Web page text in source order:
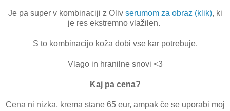
Je pa super v kombinaciji z Oliv serumom za obraz (klik), ki
je res ekstremno vlažilen.
S to kombinacijo koža dobi vse kar potrebuje.
Vlago in hranilne snovi <3
Kaj pa cena?
Cena ni nizka, krema stane 65 eur, ampak če se uporabi moj